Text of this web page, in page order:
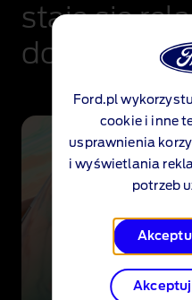
Ford.pl
cookie i inne
usprawnienia
i wyświetlania
potrzeb
staje się